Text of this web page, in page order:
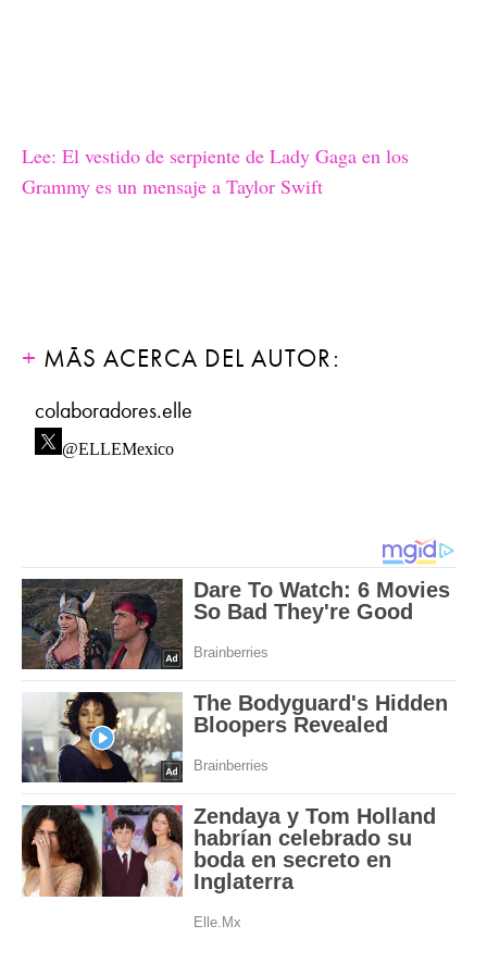
Lee: El vestido de serpiente de Lady Gaga en los
Grammy es un mensaje a Taylor Swift
MÁS ACERCA DEL AUTOR:
colaboradores.elle
@ELLEMexico